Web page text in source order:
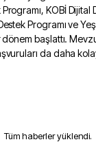
Programı, KOBİ
Programı ve
dönem başlattı.
da daha
Tüm haberler yüklendi.